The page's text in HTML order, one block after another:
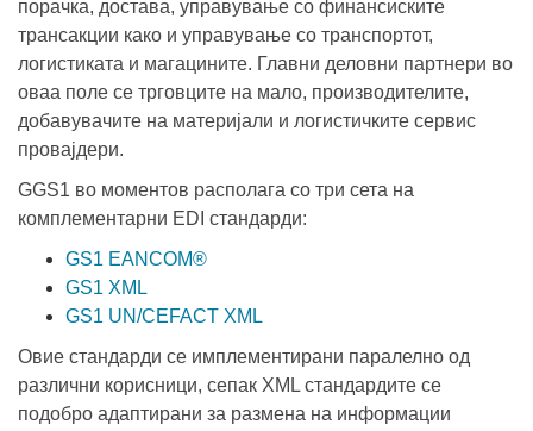
порачка, достава, управување со финансиските
трансакции како и управување со транспортот,
логистиката и магацините. Главни деловни партнери во
оваа поле се трговците на мало, производителите,
добавувачите на материјали и логистичките сервис
провајдери.
GGS1 во моментов располага со три сета на
комплементарни EDI стандарди:
GS1 EANCOM®
GS1 XML
GS1 UN/CEFACT XML
Овие стандарди се имплементирани паралелно од
различни корисници, сепак XML стандардите се
подобро адаптирани за размена на информации